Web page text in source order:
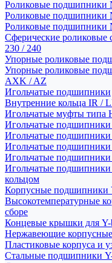
Роликовые подшипники
Роликовые подшипники
Роликовые подшипники
Сферические роликовые
230 / 240
Упорные роликовые
Упорные роликовые
AXK / AZ
Игольчатые подшипники
Внутренние кольца IR /
Игольчатые муфты типа
Игольчатые
Игольчатые
Игольчатые
Игольчатые
Игольчатые
кольцом
Корпусные подшипники
Высокотемпературные
сборе
Концевые крышки для Y-
Нержавеющие
Пластиковые корпуса и
Стальные подшипники